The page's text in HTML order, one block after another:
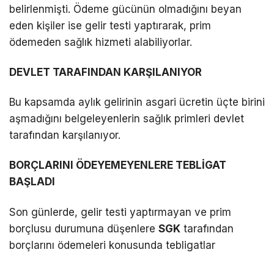
belirlenmişti. Ödeme gücünün olmadığını beyan
eden kişiler ise gelir testi yaptırarak, prim
ödemeden sağlık hizmeti alabiliyorlar.
DEVLET TARAFINDAN KARŞILANIYOR
Bu kapsamda aylık gelirinin asgari ücretin üçte birini
aşmadığını belgeleyenlerin sağlık primleri devlet
tarafından karşılanıyor.
BORÇLARINI ÖDEYEMEYENLERE TEBLİGAT
BAŞLADI
Son günlerde, gelir testi yaptırmayan ve prim
borçlusu durumuna düşenlere SGK tarafından
borçlarını ödemeleri konusunda tebligatlar